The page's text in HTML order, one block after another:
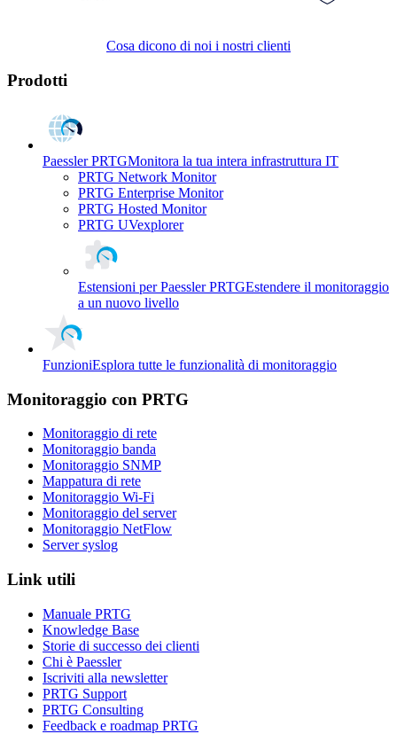
Cosa dicono di noi i nostri clienti
Prodotti
Paessler PRTGMonitora la tua intera infrastruttura IT
PRTG Network Monitor
PRTG Enterprise Monitor
PRTG Hosted Monitor
PRTG UVexplorer
Estensioni per Paessler PRTGEstendere il monitoraggio
a un nuovo livello
FunzioniEsplora tutte le funzionalità di monitoraggio
Monitoraggio con PRTG
Monitoraggio di rete
Monitoraggio banda
Monitoraggio SNMP
Mappatura di rete
Monitoraggio Wi-Fi
Monitoraggio del server
Monitoraggio NetFlow
Server syslog
Link utili
Manuale PRTG
Knowledge Base
Storie di successo dei clienti
Chi è Paessler
Iscriviti alla newsletter
PRTG Support
PRTG Consulting
Feedback e roadmap PRTG